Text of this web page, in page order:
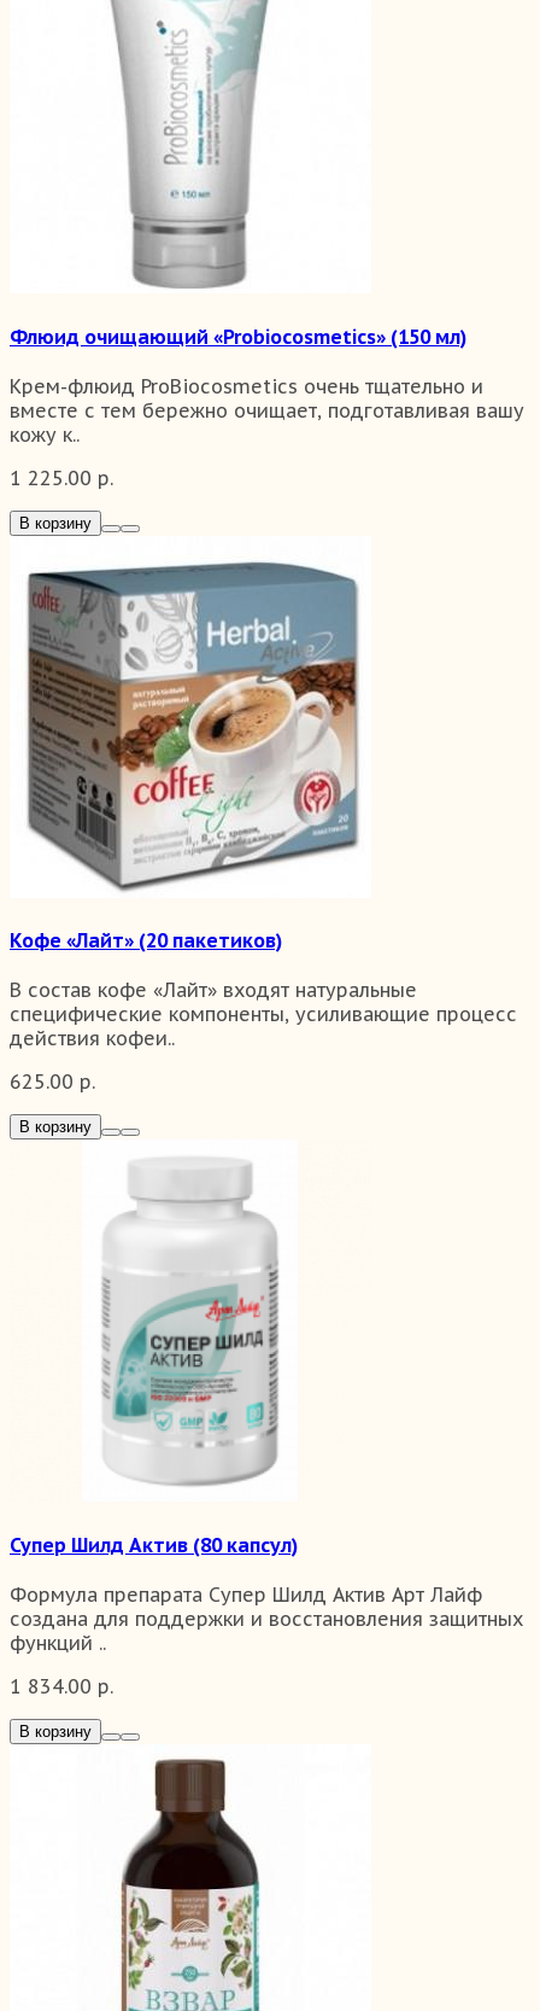
Флюид очищающий «Probiocosmetics» (150 мл)
Крем-флюид ProBiocosmetics очень тщательно и
вместе с тем бережно очищает, подготавливая вашу
кожу к..
1 225.00 р.
В корзину
Кофе «Лайт» (20 пакетиков)
В состав кофе «Лайт» входят натуральные
специфические компоненты, усиливающие процесс
действия кофеи..
625.00 р.
В корзину
Супер Шилд Актив (80 капсул)
Формула препарата Супер Шилд Актив Арт Лайф
создана для поддержки и восстановления защитных
функций ..
1 834.00 р.
В корзину